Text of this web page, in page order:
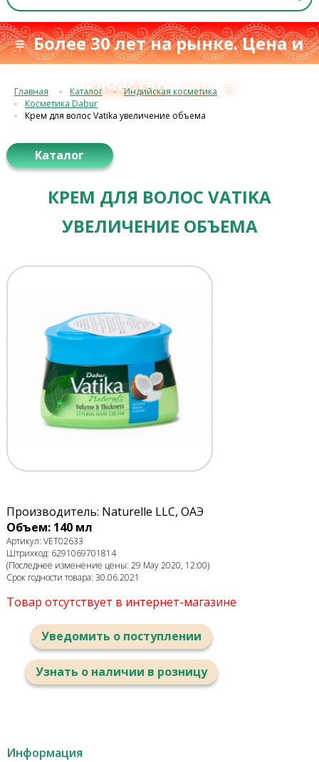
≡ Более 30 лет на рынке. Цена и
качествос 1993 г.≡
Главная Каталог
Индийская косметика
Косметика Dabur
Крем для волос Vatika увеличение объема
Каталог
КРЕМ ДЛЯ ВОЛОС VATIKA
УВЕЛИЧЕНИЕ ОБЪЕМА
Производитель: Naturelle LLC, ОАЭ
Объем: 140 мл
Артикул: VET02633
Штрихкод: 6291069701814
(Последнее изменение цены: 29 May 2020, 12:00)
Срок годности товара: 30.06.2021
Товар отсутствует в интернет-магазине
Уведомить о поступлении
Узнать о наличии в розницу
Информация